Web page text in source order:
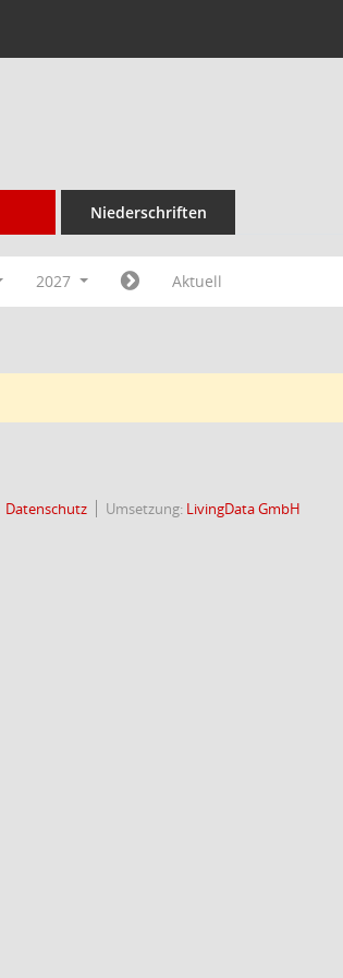
Niederschriften
2027 Aktuell
Datenschutz Umsetzung: LivingData GmbH